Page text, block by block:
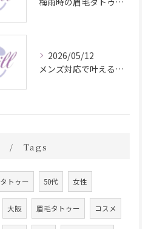
2026/05/12
メンズ対応で叶える自然な眉毛タトゥーの魅力
Tags
タトゥー 50代 女性
大阪 眉毛タトゥー コスメ